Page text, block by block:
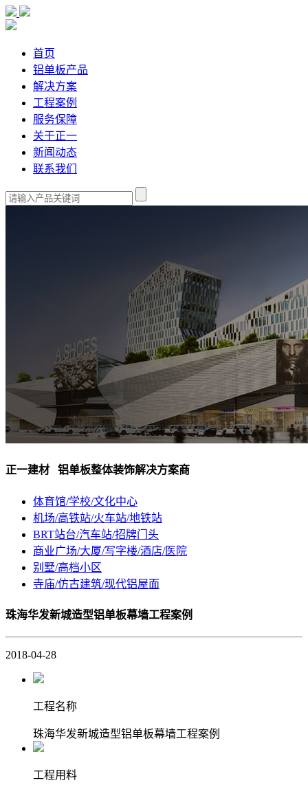
首页
铝单板产品
解决方案
工程案例
服务保障
关于正一
新闻动态
联系我们
正一建材 铝单板整体装饰解决方案商
体育馆/学校/文化中心
机场/高铁站/火车站/地铁站
BRT站台/汽车站/招牌门头
商业广场/大厦/写字楼/酒店/医院
别墅/高档小区
寺庙/仿古建筑/现代铝屋面
珠海华发新城造型铝单板幕墙工程案例
2018-04-28
工程名称
珠海华发新城造型铝单板幕墙工程案例
工程用料